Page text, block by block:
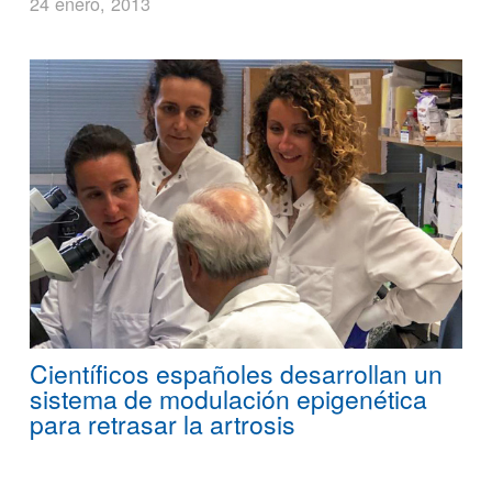
Científicos españoles desarrollan un
sistema de modulación epigenética
para retrasar la artrosis